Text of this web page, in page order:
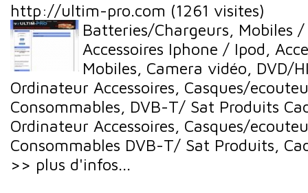
http://ultim-pro.com (1261 visites)
Batteries/Chargeurs, Mobiles
Accessoires Iphone / Ipod,
Mobiles, Camera vidéo, DVD/
Ordinateur Accessoires, Casques/
Consommables, DVB-T/ Sat Produits
Ordinateur Accessoires, Casques/
Consommables DVB-T/ Sat Produits,
>> plus d'infos...